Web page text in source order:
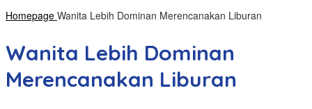
Homepage Wanita Lebih Dominan Merencanakan Liburan
Wanita Lebih Dominan
Merencanakan Liburan